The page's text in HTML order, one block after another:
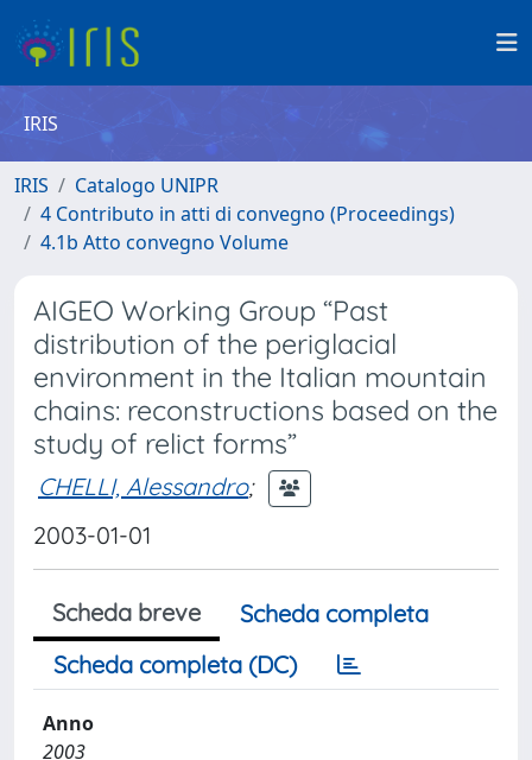
IRIS
IRIS
Catalogo UNIPR
4 Contributo in atti di convegno (Proceedings)
4.1b Atto convegno Volume
AIGEO Working Group “Past
distribution of the periglacial
environment in the Italian mountain
chains: reconstructions based on the
study of relict forms”
CHELLI, Alessandro;
2003-01-01
Scheda breve
Scheda completa
Scheda completa (DC)
Anno
2003